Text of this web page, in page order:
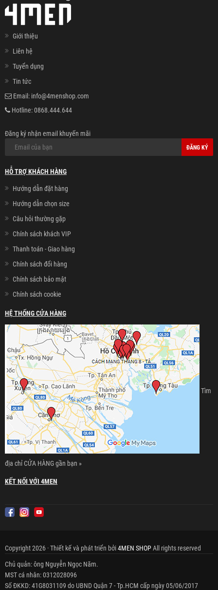
Giới thiệu
Liên hệ
Tuyển dụng
Tin tức
Email: info@4menshop.com
Hotline:0868.444.644
Đăng ký nhận email khuyến mãi
ĐĂNG KÝ
HỖ TRỢ KHÁCH HÀNG
Hướng dẫn đặt hàng
Hướng dẫn chọn size
Câu hỏi thường gặp
Chính sách khách VIP
Thanh toán - Giao hàng
Chính sách đổi hàng
Chính sách bảo mật
Chính sách cookie
HỆ THỐNG CỬA HÀNG
Tìm
địa chỉ CỬA HÀNG gần bạn »
KẾT NỐI VỚI 4MEN
Copyright 2026 · Thiết kế và phát triển bởi4MEN SHOPAll rights reserved
Chủ quản: ông Nguyễn Ngọc Năm.
MST cá nhân: 0312028096
Số ĐKKD: 41G8031109 do UBND Quận 7 - Tp.HCM cấp ngày 05/06/2017